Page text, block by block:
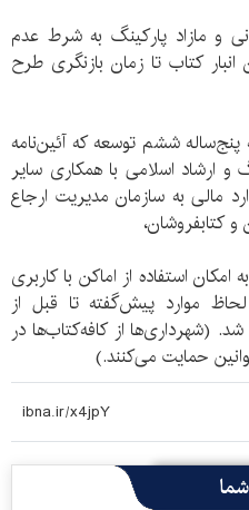
و مازاد پارکینگ به شرط عدم
کتاب تا زمان بازنگری طرح
به بند ج ماده 92 برنامه پنج‌ساله ششم توسعه که آئین‌نامه
ارشاد اسلامی با همکاری سایر
مالی به سازمان مدیریت ارجاع
کتابفروشان،
استفاده از اماکن با کاربری
موارد پیش‌گفته تا قبل از
(شهرداری‌ها از کافه‌کتاب‌ها در
حمایت می‌کنند.)